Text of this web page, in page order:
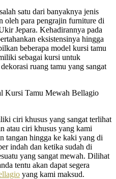
satu dari banyaknya jenis
oleh para pengrajin furniture di
Jepara. Kehadirannya pada
eksistensinya hingga
beberapa model kursi tamu
sebagai kursi untuk
ruang tamu yang sangat
ciri khusus yang sangat terlihat
atau ciri khusus yang kami
tangan hingga ke kaki yang di
indah dan ketika sudah di
yang sangat mewah. Dilihat
tentu akan dapat segera
yang kami maksud.